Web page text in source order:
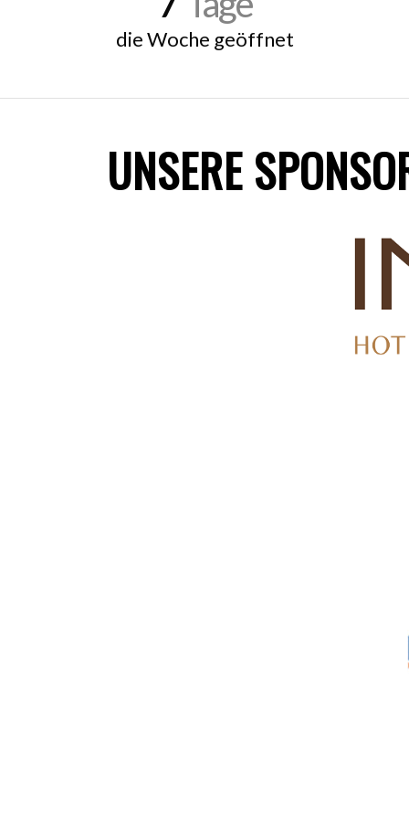
die Woche geöffnet
UNSERE